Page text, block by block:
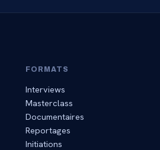
FORMATS
Interviews
Masterclass
Documentaires
Reportages
Initiations